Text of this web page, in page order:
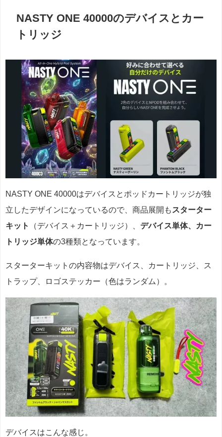
NASTY ONE 40000のデバイスとカー
トリッジ
NASTY ONE 40000はデバイスとポッドカートリッジが独
立したデザインになっているので、商品展開も スターター
キット
（デバイス＋カートリッジ）、 デバイス単体、カー
トリッジ単体の3種類となっています。
スターターキットの内容物はデバイス、カートリッジ、ス
トラップ、ロゴステッカー（色はランダム）。
デバイスはこんな感じ。